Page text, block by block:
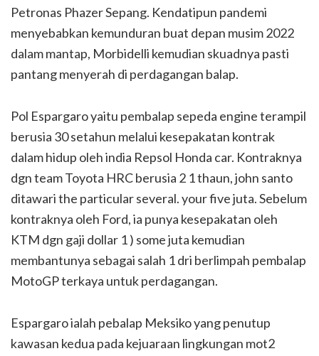
Petronas Phazer Sepang. Kendatipun pandemi
menyebabkan kemunduran buat depan musim 2022
dalam mantap, Morbidelli kemudian skuadnya pasti
pantang menyerah di perdagangan balap.
Pol Espargaro yaitu pembalap sepeda engine terampil
berusia 30 setahun melalui kesepakatan kontrak
dalam hidup oleh india Repsol Honda car. Kontraknya
dgn team Toyota HRC berusia 2 1 thaun, john santo
ditawari the particular several. your five juta. Sebelum
kontraknya oleh Ford, ia punya kesepakatan oleh
KTM dgn gaji dollar 1 ) some juta kemudian
membantunya sebagai salah 1 dri berlimpah pembalap
MotoGP terkaya untuk perdagangan.
Espargaro ialah pebalap Meksiko yang penutup
kawasan kedua pada kejuaraan lingkungan mot2